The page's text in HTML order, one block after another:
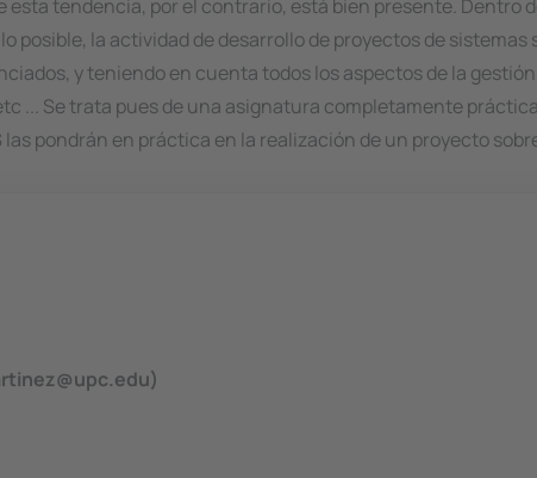
tendencia, por el contrario, está bien presente. Dentro
posible, la actividad de desarrollo de proyectos de
y teniendo en cuenta todos los aspectos de la
... Se trata pues de una asignatura completamente
las pondrán en práctica en la realización de un proyecto